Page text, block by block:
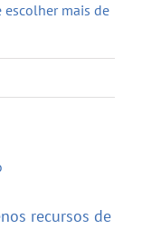
escolher mais de
recursos de